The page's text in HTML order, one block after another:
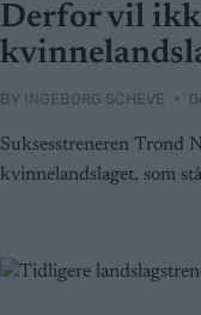
Derfor vil
BY INGEBORG SCHEVE
Suksesstreneren Trond
kvinnelandslaget, som